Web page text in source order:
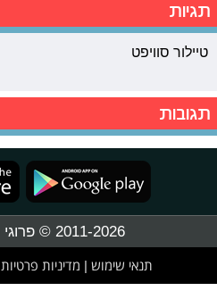
תגיות
טיילור סוויפט
תגובות
2011-2026 © פרוגי תקשורת בע"מ
תנאי שימוש מדיניות פרטיות